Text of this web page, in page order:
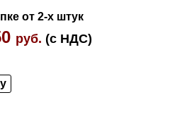
от 2-х штук
руб.(с НДС)